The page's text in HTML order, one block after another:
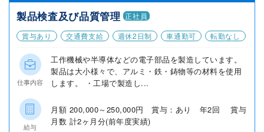
製品検査及び品質管理 正社員
賞与あり
交通費支給 週休2日制 車通勤可 転勤なし
仕事内容
工作機械や半導体などの電子部品を製造しています。
製品は大小様々で、アルミ・鉄・鋳物等の材料を使用
します。 ・工場で製造し...
給与
月額 200,000～250,000円 賞与：あり 年2回 賞与
月数 計2ヶ月分(前年度実績)